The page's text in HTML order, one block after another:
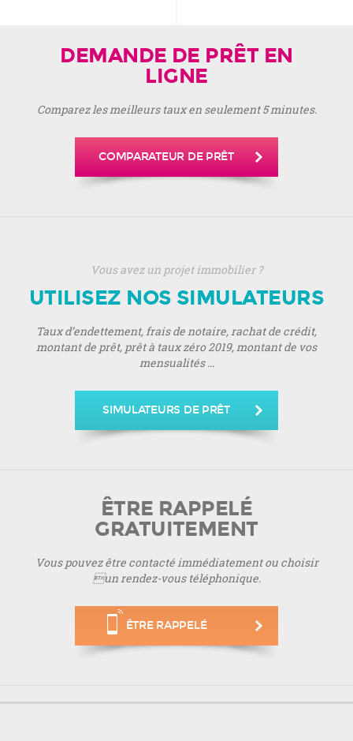
DEMANDE DE PRÊT EN
LIGNE
Comparez les meilleurs taux en seulement 5 minutes.
COMPARATEUR DE PRÊT
Vous avez un projet immobilier ?
UTILISEZ NOS SIMULATEURS
Taux d’endettement, frais de notaire, rachat de crédit,
montant de prêt, prêt à taux zéro 2019, montant de vos
mensualités ...
SIMULATEURS DE PRÊT
ÊTRE RAPPELÉ
GRATUITEMENT
Vous pouvez être contacté immédiatement ou choisir
un rendez-vous téléphonique.
ÊTRE RAPPELÉ